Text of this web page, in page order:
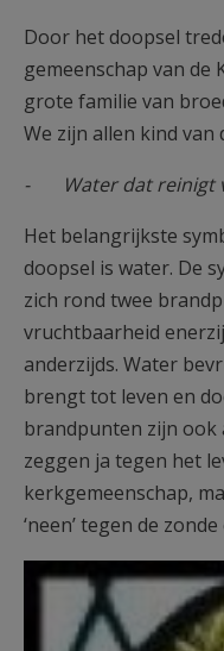
Door het doopsel
gemeenschap van de
grote familie van
We zijn allen kind van
- Water dat reinigt
Het belangrijkste
doopsel is water. De
zich rond twee
vruchtbaarheid
anderzijds. Water
brengt tot leven en
brandpunten zijn ook
zeggen ja tegen het
kerkgemeenschap,
‘neen’ tegen de